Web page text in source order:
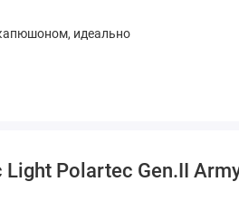
идеально
Polartec Gen.II